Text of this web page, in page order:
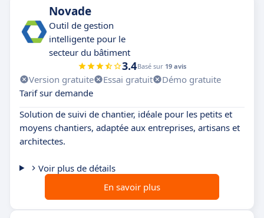
Novade
Outil de gestion
intelligente pour le
secteur du bâtiment
3.4Basé sur 19 avis
Version gratuite Essai gratuit
Démo gratuite
Tarif sur demande
Solution de suivi de chantier, idéale pour les petits et
moyens chantiers, adaptée aux entreprises, artisans et
architectes.
Voir plus de détails
En savoir plus